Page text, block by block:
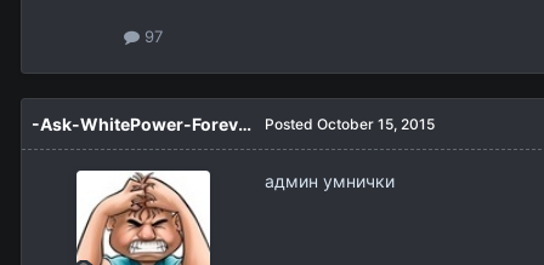
97
-Ask-WhitePower-Forever- Posted October 15, 2015
админ умнички